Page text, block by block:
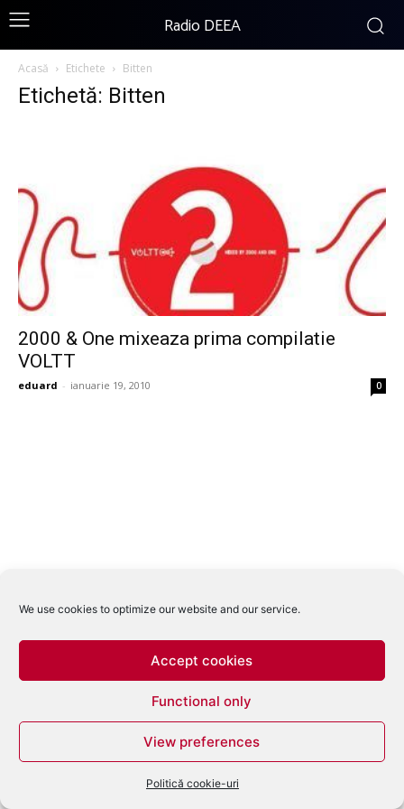
We use cookies to optimize our website and our service.
Accept cookies
Functional only
View preferences
Politică cookie-uri
Radio DEEA
Acasă Etichete Bitten
Etichetă: Bitten
2000 & One mixeaza prima compilatie
VOLTT
eduard - ianuarie 19, 2010 0